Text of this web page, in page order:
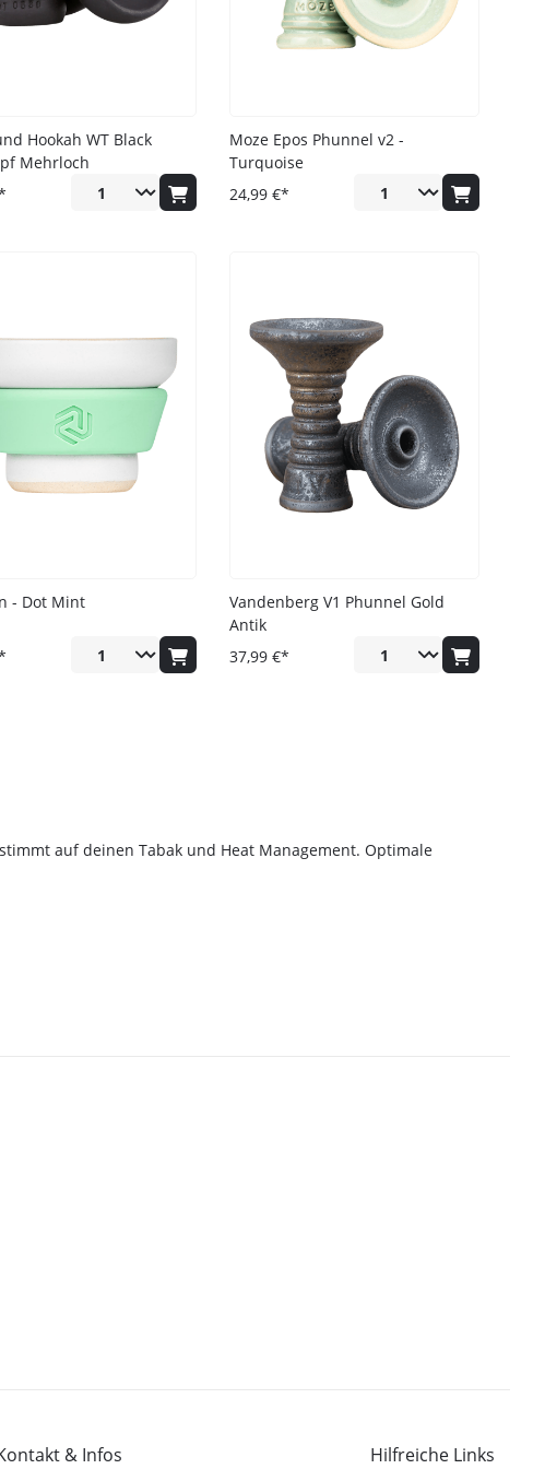
Hookah WT Black
Mehrloch
Moze Epos Phunnel v2 -
Turquoise
24,99 €*
- Dot Mint
Vandenberg V1 Phunnel Gold
Antik
37,99 €*
auf deinen Tabak und Heat Management. Optimale
& Infos Hilfreiche Links